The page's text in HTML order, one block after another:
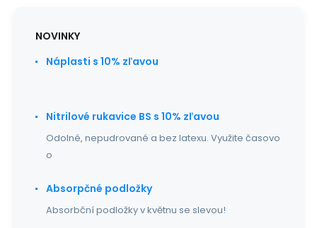
NOVINKY
Náplasti s 10% zľavou
Nitrilové rukavice BS s 10% zľavou
Odolné, nepudrované a bez latexu. Využite časovo
o
Absorpčné podložky
Absorbční podložky v květnu se slevou!